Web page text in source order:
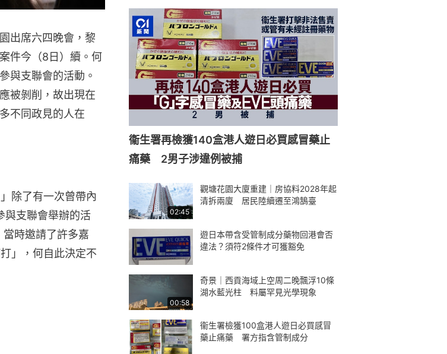
出席六四晚會，黎
件今（8日）續。何
與支聯會的活動。
被剝削，故出現在
不同政見的人在
除了有一次曾帶內
與支聯會舉辦的活
時邀請了許多嘉
」，何自此決定不
衞生署再檢獲140盒港人遊日必買感冒藥止
痛藥 2男子涉違例被捕
02:45
觀塘花園大廈重建｜房協料2028年起
清拆兩廈 居民陸續遷至鴻鵠臺
遊日本帶含受管制成分藥物回港會否
違法？須符2條件才可獲豁免
00:58
奇景｜西貢海域上空周二晚飄浮10條
湖水藍光柱 料屬罕見光學現象
衞生署檢獲100盒港人遊日必買感冒
藥止痛藥 署方指含管制成分